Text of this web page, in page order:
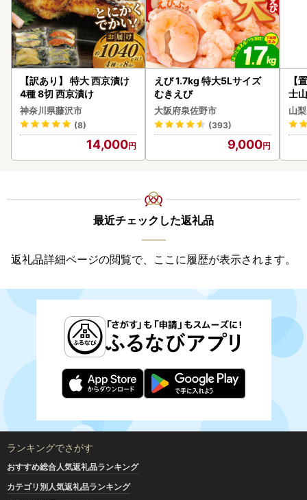
【訳あり】 特大 西京漬け
4種 8切 西京漬け
神奈川県藤沢市
(8)
14,000
えび 1.7kg 特大5Lサイズ
むきえび
大阪府泉佐野市
(393)
9,000
【
士
山
最近チェックした返礼品
返礼品詳細ページの閲覧で、ここに履歴が表示されます。
ランキングでさがす
おすすめ総合人気返礼品ランキング
カテゴリ別人気返礼品ランキング